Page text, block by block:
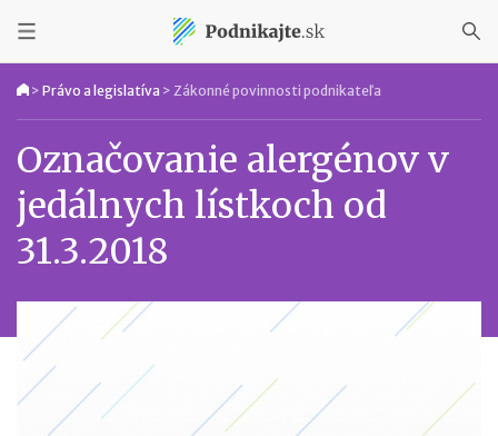
> Právo a legislatíva > Zákonné povinnosti podnikateľa
Označovanie alergénov v
jedálnych lístkoch od
31.3.2018